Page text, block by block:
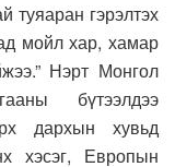
туяаран гэрэлтэх
мойл хар, хамар
Нэрт Монгол
бүтээлдээ
дархын хувьд
хэсэг, Европын